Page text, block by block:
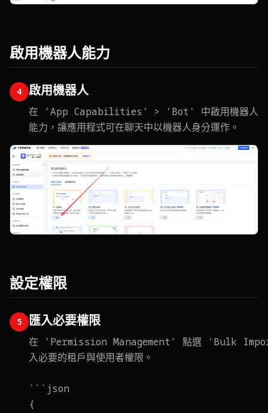
啟用機器人能力
4 啟用機器人
在 'App Capabilities' > 'Bot' 中啟用機器人
能力，讓應用程式可在聊天中以機器人身分運作。
設定權限
5 匯入必要權限
在 'Permission Management' 點選 'Bulk
入必要的租戶與使用者權限。
```json
{